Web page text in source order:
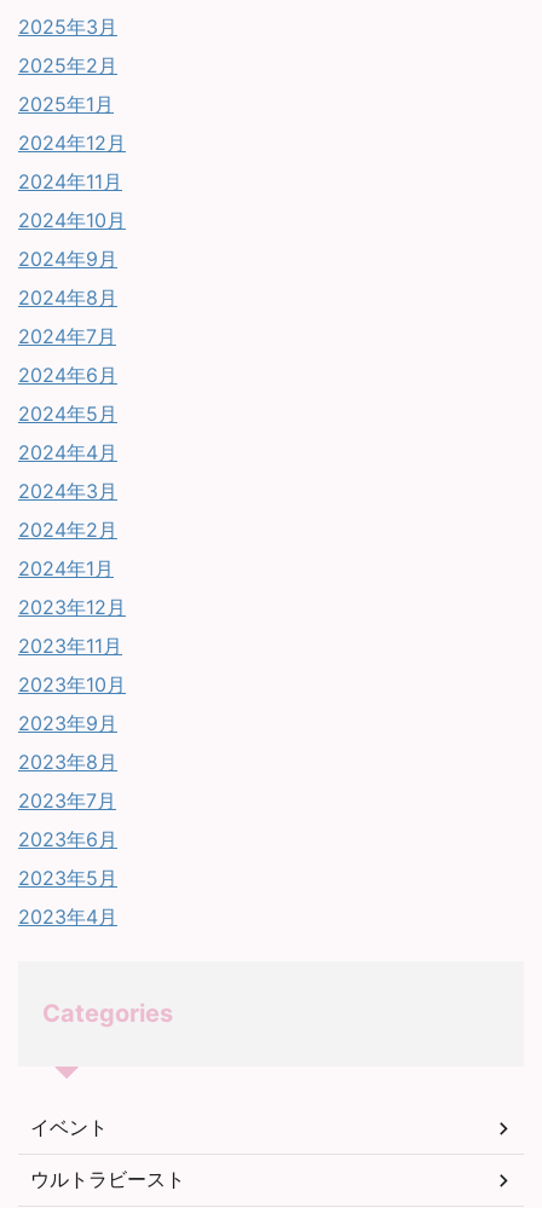
2025年3月
2025年2月
2025年1月
2024年12月
2024年11月
2024年10月
2024年9月
2024年8月
2024年7月
2024年6月
2024年5月
2024年4月
2024年3月
2024年2月
2024年1月
2023年12月
2023年11月
2023年10月
2023年9月
2023年8月
2023年7月
2023年6月
2023年5月
2023年4月
Categories
イベント
ウルトラビースト